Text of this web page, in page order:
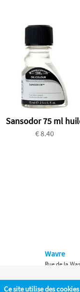
Sansodor 75 ml
€ 8.40
Ce site utilise des cookies
Wavre
Rue de la
Waterloo